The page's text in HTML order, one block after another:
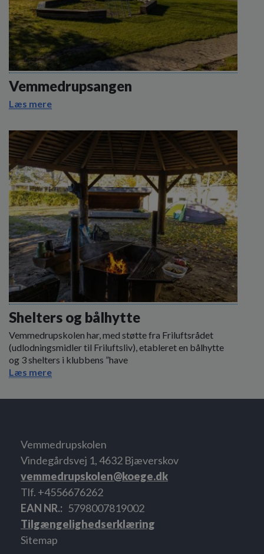
Vemmedrupsangen
Læs mere
Shelters og bålhytte
Vemmedrupskolen har, med støtte fra Friluftsrådet
(udlodningsmidler til Friluftsliv), etableret en bålhytte
og 3 shelters i klubbens ”have
Læs mere
Vemmedrupskolen
Vindegårdsvej 1, 4632 Bjæverskov
vemmedrupskolen@koege.dk
Tlf. +4556676262
EAN NR.
5798007819002
Tilgængelighedserklæring
Sitemap